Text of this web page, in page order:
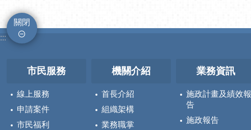
關閉
:::
市民服務
線上服務
申請案件
市民福利
機關介紹
首長介紹
組織架構
業務職掌
業務資訊
施政計畫及績效報
告
施政報告